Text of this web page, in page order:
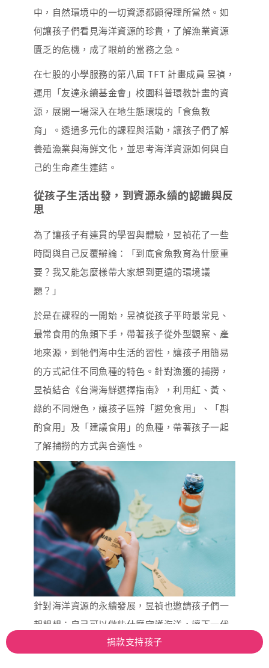
中，自然環境中的一切資源都顯得理所當然。如
何讓孩子們看見海洋資源的珍貴，了解漁業資源
匱乏的危機，成了眼前的當務之急。
在七股的小學服務的第八屆 TFT 計畫成員 昱禎，
運用「友達永續基金會」校園科普環教計畫的資
源，展開一場深入在地生態環境的「食魚教
育」。透過多元化的課程與活動，讓孩子們了解
養殖漁業與海鮮文化，並思考海洋資源如何與自
己的生命產生連結。
從孩子生活出發，到資源永續的認識與反
思
為了讓孩子有連貫的學習與體驗，昱禎花了一些
時間與自己反覆辯論：「到底食魚教育為什麼重
要？我又能怎麼樣帶大家想到更遠的環境議
題？」
於是在課程的一開始，昱禎從孩子平時最常見、
最常食用的魚類下手，帶著孩子從外型觀察、產
地來源，到牠們海中生活的習性，讓孩子用簡易
的方式記住不同魚種的特色。針對漁獲的捕撈，
昱禎結合《台灣海鮮選擇指南》，利用紅、黃、
綠的不同燈色，讓孩子區辨「避免食用」、「斟
酌食用」及「建議食用」的魚種，帶著孩子一起
了解捕撈的方式與合適性。
針對海洋資源的永續發展，昱禎也邀請孩子們一
起想想：自己可以做些什麼守護海洋，讓下一代
也吃得到海鮮？過程中學生們熱烈討論，將想法
捐款支持孩子